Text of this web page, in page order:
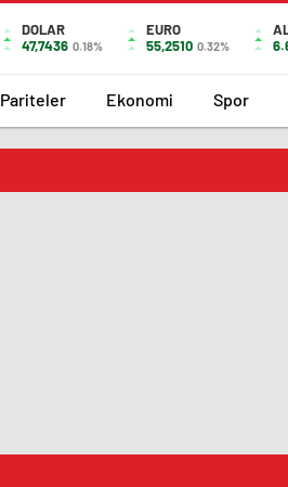
DOLAR
47,7436 0.18%
EURO
55,2510 0.32%
Pariteler Ekonomi Spor